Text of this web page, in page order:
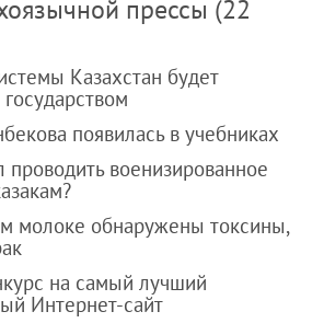
прессы (22
Казахстан будет
появилась в учебниках
военизированное
молоке обнаружены токсины,
на самый лучший
Интернет-сайт